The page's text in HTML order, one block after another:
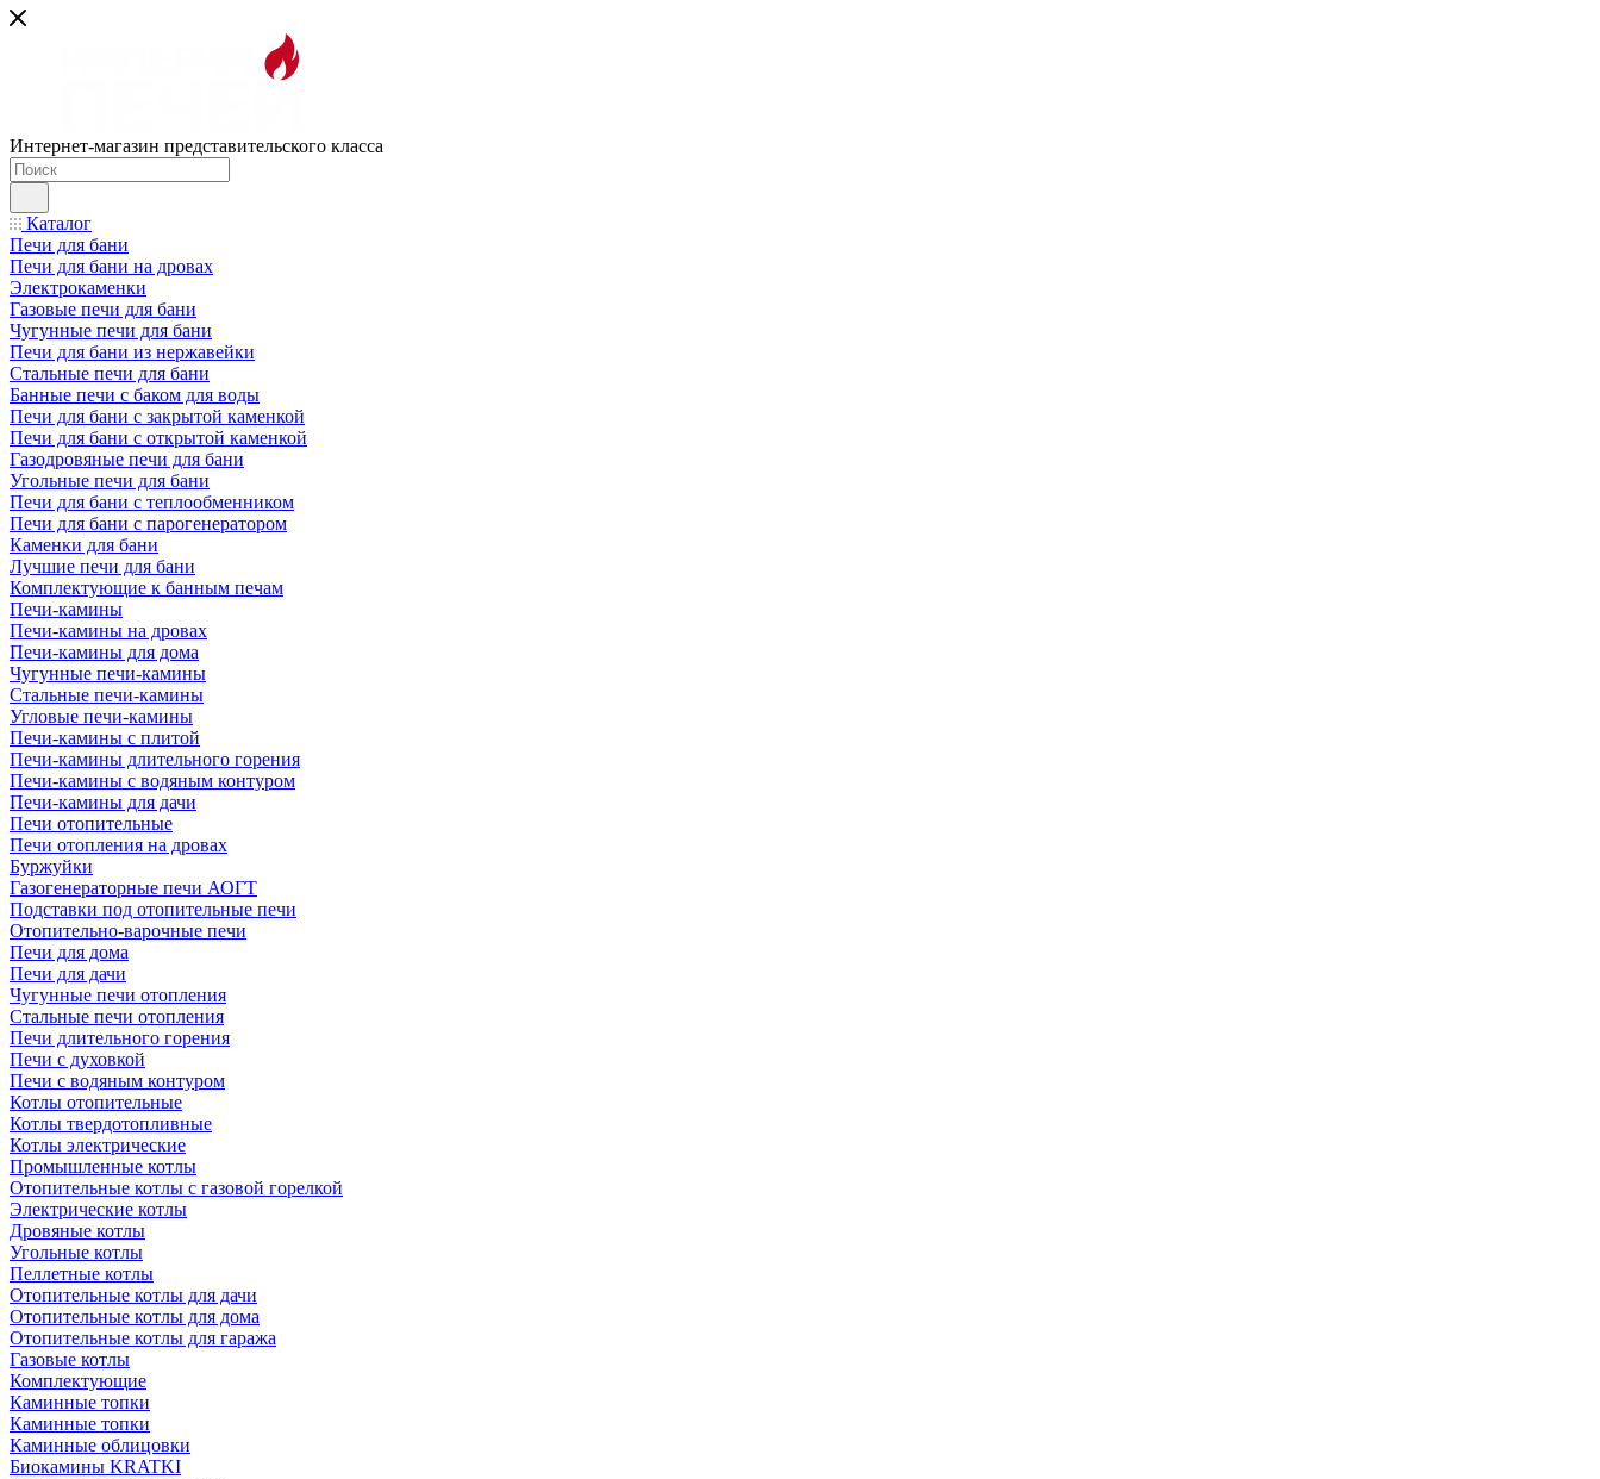
Интернет-магазин представительского класса
Каталог
Печи для бани
Печи для бани на дровах
Электрокаменки
Газовые печи для бани
Чугунные печи для бани
Печи для бани из нержавейки
Стальные печи для бани
Банные печи с баком для воды
Печи для бани с закрытой каменкой
Печи для бани с открытой каменкой
Газодровяные печи для бани
Угольные печи для бани
Печи для бани с теплообменником
Печи для бани с парогенератором
Каменки для бани
Лучшие печи для бани
Комплектующие к банным печам
Печи-камины
Печи-камины на дровах
Печи-камины для дома
Чугунные печи-камины
Стальные печи-камины
Угловые печи-камины
Печи-камины с плитой
Печи-камины длительного горения
Печи-камины с водяным контуром
Печи-камины для дачи
Печи отопительные
Печи отопления на дровах
Буржуйки
Газогенераторные печи АОГТ
Подставки под отопительные печи
Отопительно-варочные печи
Печи для дома
Печи для дачи
Чугунные печи отопления
Стальные печи отопления
Печи длительного горения
Печи с духовкой
Печи с водяным контуром
Котлы отопительные
Котлы твердотопливные
Котлы электрические
Промышленные котлы
Отопительные котлы с газовой горелкой
Электрические котлы
Дровяные котлы
Угольные котлы
Пеллетные котлы
Отопительные котлы для дачи
Отопительные котлы для дома
Отопительные котлы для гаража
Газовые котлы
Комплектующие
Каминные топки
Каминные топки
Каминные облицовки
Биокамины KRATKI